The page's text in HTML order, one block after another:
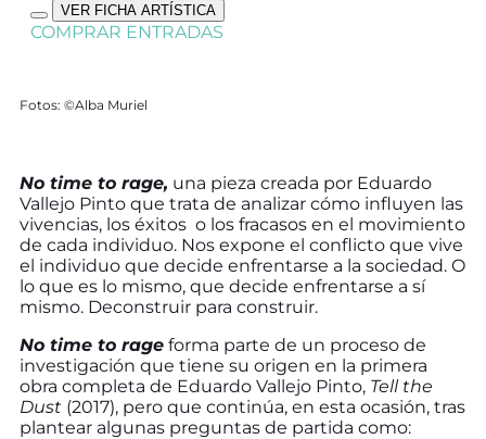
VER FICHA ARTÍSTICA
COMPRAR ENTRADAS
Fotos: ©Alba Muriel
No time to rage, una pieza creada por Eduardo
Vallejo Pinto que trata de analizar cómo influyen las
vivencias, los éxitos o los fracasos en el movimiento
de cada individuo. Nos expone el conflicto que vive
el individuo que decide enfrentarse a la sociedad. O
lo que es lo mismo, que decide enfrentarse a sí
mismo. Deconstruir para construir.
No time to rage forma parte de un proceso de
investigación que tiene su origen en la primera
obra completa de Eduardo Vallejo Pinto, Tell the
Dust (2017), pero que continúa, en esta ocasión, tras
plantear algunas preguntas de partida como: